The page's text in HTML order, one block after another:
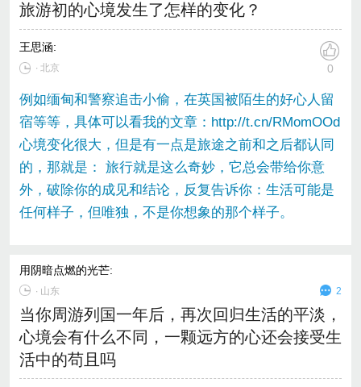
旅游初的心境发生了怎样的变化？
王思涵:
∙ 北京 0
例如缅甸和警察追击小偷，在英国被陌生的好心人留
宿等等，具体可以看我的文章：http://t.cn/RMomOOd
心境变化很大，但是有一点是旅途之前和之后都认同
的，那就是： 旅行就是这么奇妙，它总会带给你意
外，破除你的成见和结论，反复告诉你：生活可能是
任何样子，但唯独，不是你想象的那个样子。
用阴暗点燃的光芒:
∙ 山东 2
当你周游列国一年后，再次回归生活的平淡，
心境会有什么不同，一颗远方的心还会接受生
活中的苟且吗